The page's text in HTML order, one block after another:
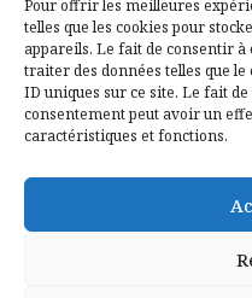
Pour offrir les meilleures
telles que les cookies pour
appareils. Le fait de consentir à
traiter des données telles que
ID uniques sur ce site. Le fait
consentement peut avoir un
caractéristiques et fonctions.
Mentions légales
Politique de